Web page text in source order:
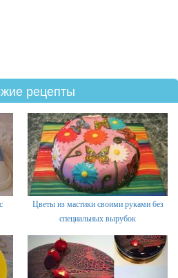
рецепты
Цветы из мастики своими руками без
специальных вырубок